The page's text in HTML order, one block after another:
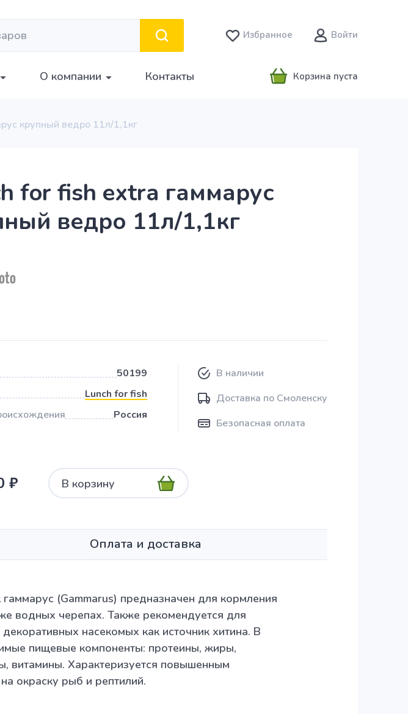
Избранное Войти
О компании Контакты Корзина пуста
крупный ведро 11л/1,1кг
for fish extra гаммарус
ведро 11л/1,1кг
50199
Lunch for fish
Россия
В наличии
Доставка по Смоленску
Безопасная оплата
₽ В корзину
Оплата и доставка
(Gammarus) предназначен для кормления
водных черепах. Также рекомендуется для
насекомых как источник хитина. В
пищевые компоненты: протеины, жиры,
витамины. Характеризуется повышенным
окраску рыб и рептилий.